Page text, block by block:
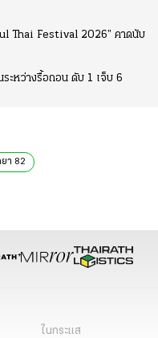
Thai Festival 2026” คาดนับ
ะหว่างรื้อถอน ดับ 1 เจ็บ 6
า 82
ในกระแส